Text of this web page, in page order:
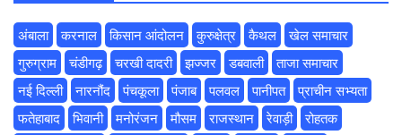
अंबाला करनाल किसान आंदोलन कुरुक्षेत्र कैथल
खेल समाचार
गुरुग्राम
चंडीगढ़ चरखी दादरी झज्जर डबवाली
ताजा समाचार
नई दिल्ली
नारनौंद पंचकूला पंजाब पलवल पानीपत
प्राचीन सभ्यता
फतेहाबाद
भिवानी मनोरंजन मौसम राजस्थान रेवाड़ी
रोहतक